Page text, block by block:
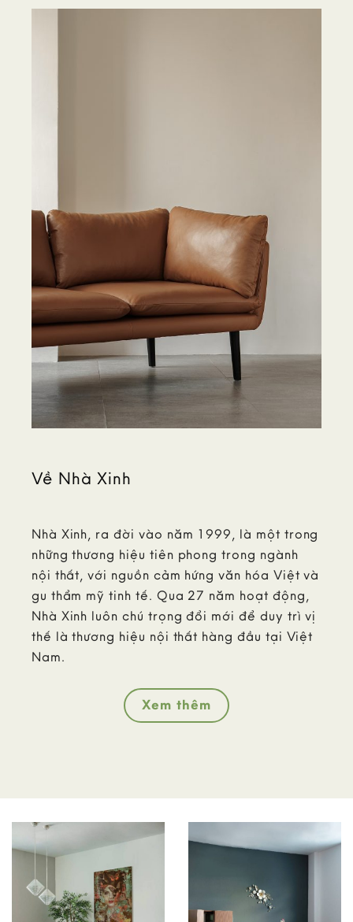
Về Nhà Xinh
Nhà Xinh, ra đời vào năm 1999, là một trong
những thương hiệu tiên phong trong ngành
nội thất, với nguồn cảm hứng văn hóa Việt và
gu thẩm mỹ tinh tế. Qua 27 năm hoạt động,
Nhà Xinh luôn chú trọng đổi mới để duy trì vị
thế là thương hiệu nội thất hàng đầu tại Việt
Nam.
Xem thêm